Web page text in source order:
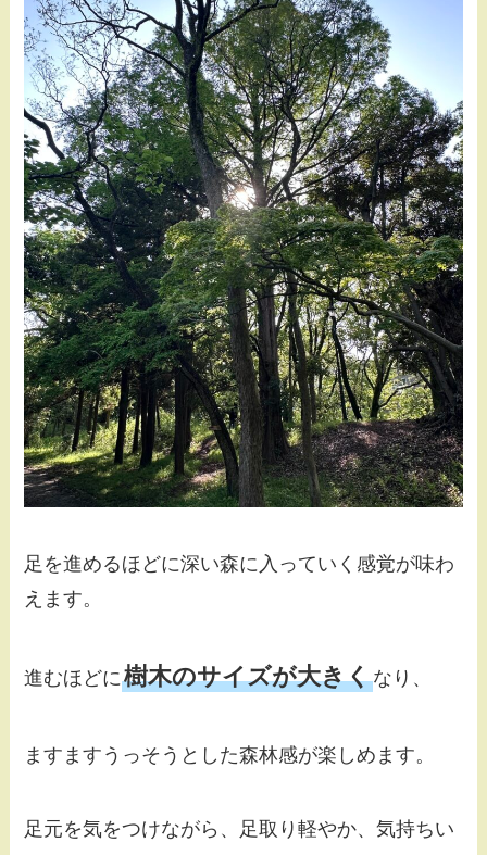
足を進めるほどに深い森に入っていく感覚が味わ
えます。
進むほどに樹木のサイズが大きくなり、
ますますうっそうとした森林感が楽しめます。
足元を気をつけながら、足取り軽やか、気持ちい